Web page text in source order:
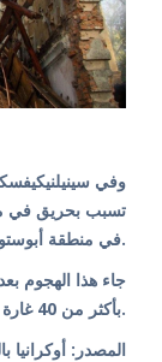
وفي
تسبب بحريق في
في منطقة أبوستولوفيسكا.
جاء هذا الهجوم
بأكثر من 40 غارة أسفر عن إصابة مدنيين.
المصدر: أوكرانيا